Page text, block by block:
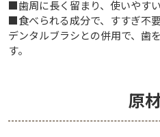
■歯周に長く留まり、使いやす
■食べられる成分で、すすぎ不
デンタルブラシとの併用で、歯
す。
原